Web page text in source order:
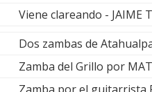
Viene clareando - JAIME
Dos zambas de
Zamba del Grillo por